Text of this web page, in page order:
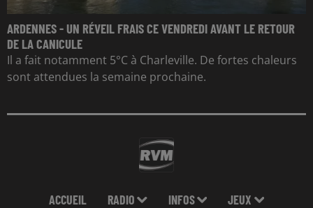
ARDENNES - UN RÉVEIL FRAIS CE VENDREDI AVANT LE RETOUR
DE LA CANICULE
Il a fait notamment 5°C à Charleville. De fortes chaleurs
sont attendues la semaine prochaine.
ACCUEIL RADIO INFOS JEUX